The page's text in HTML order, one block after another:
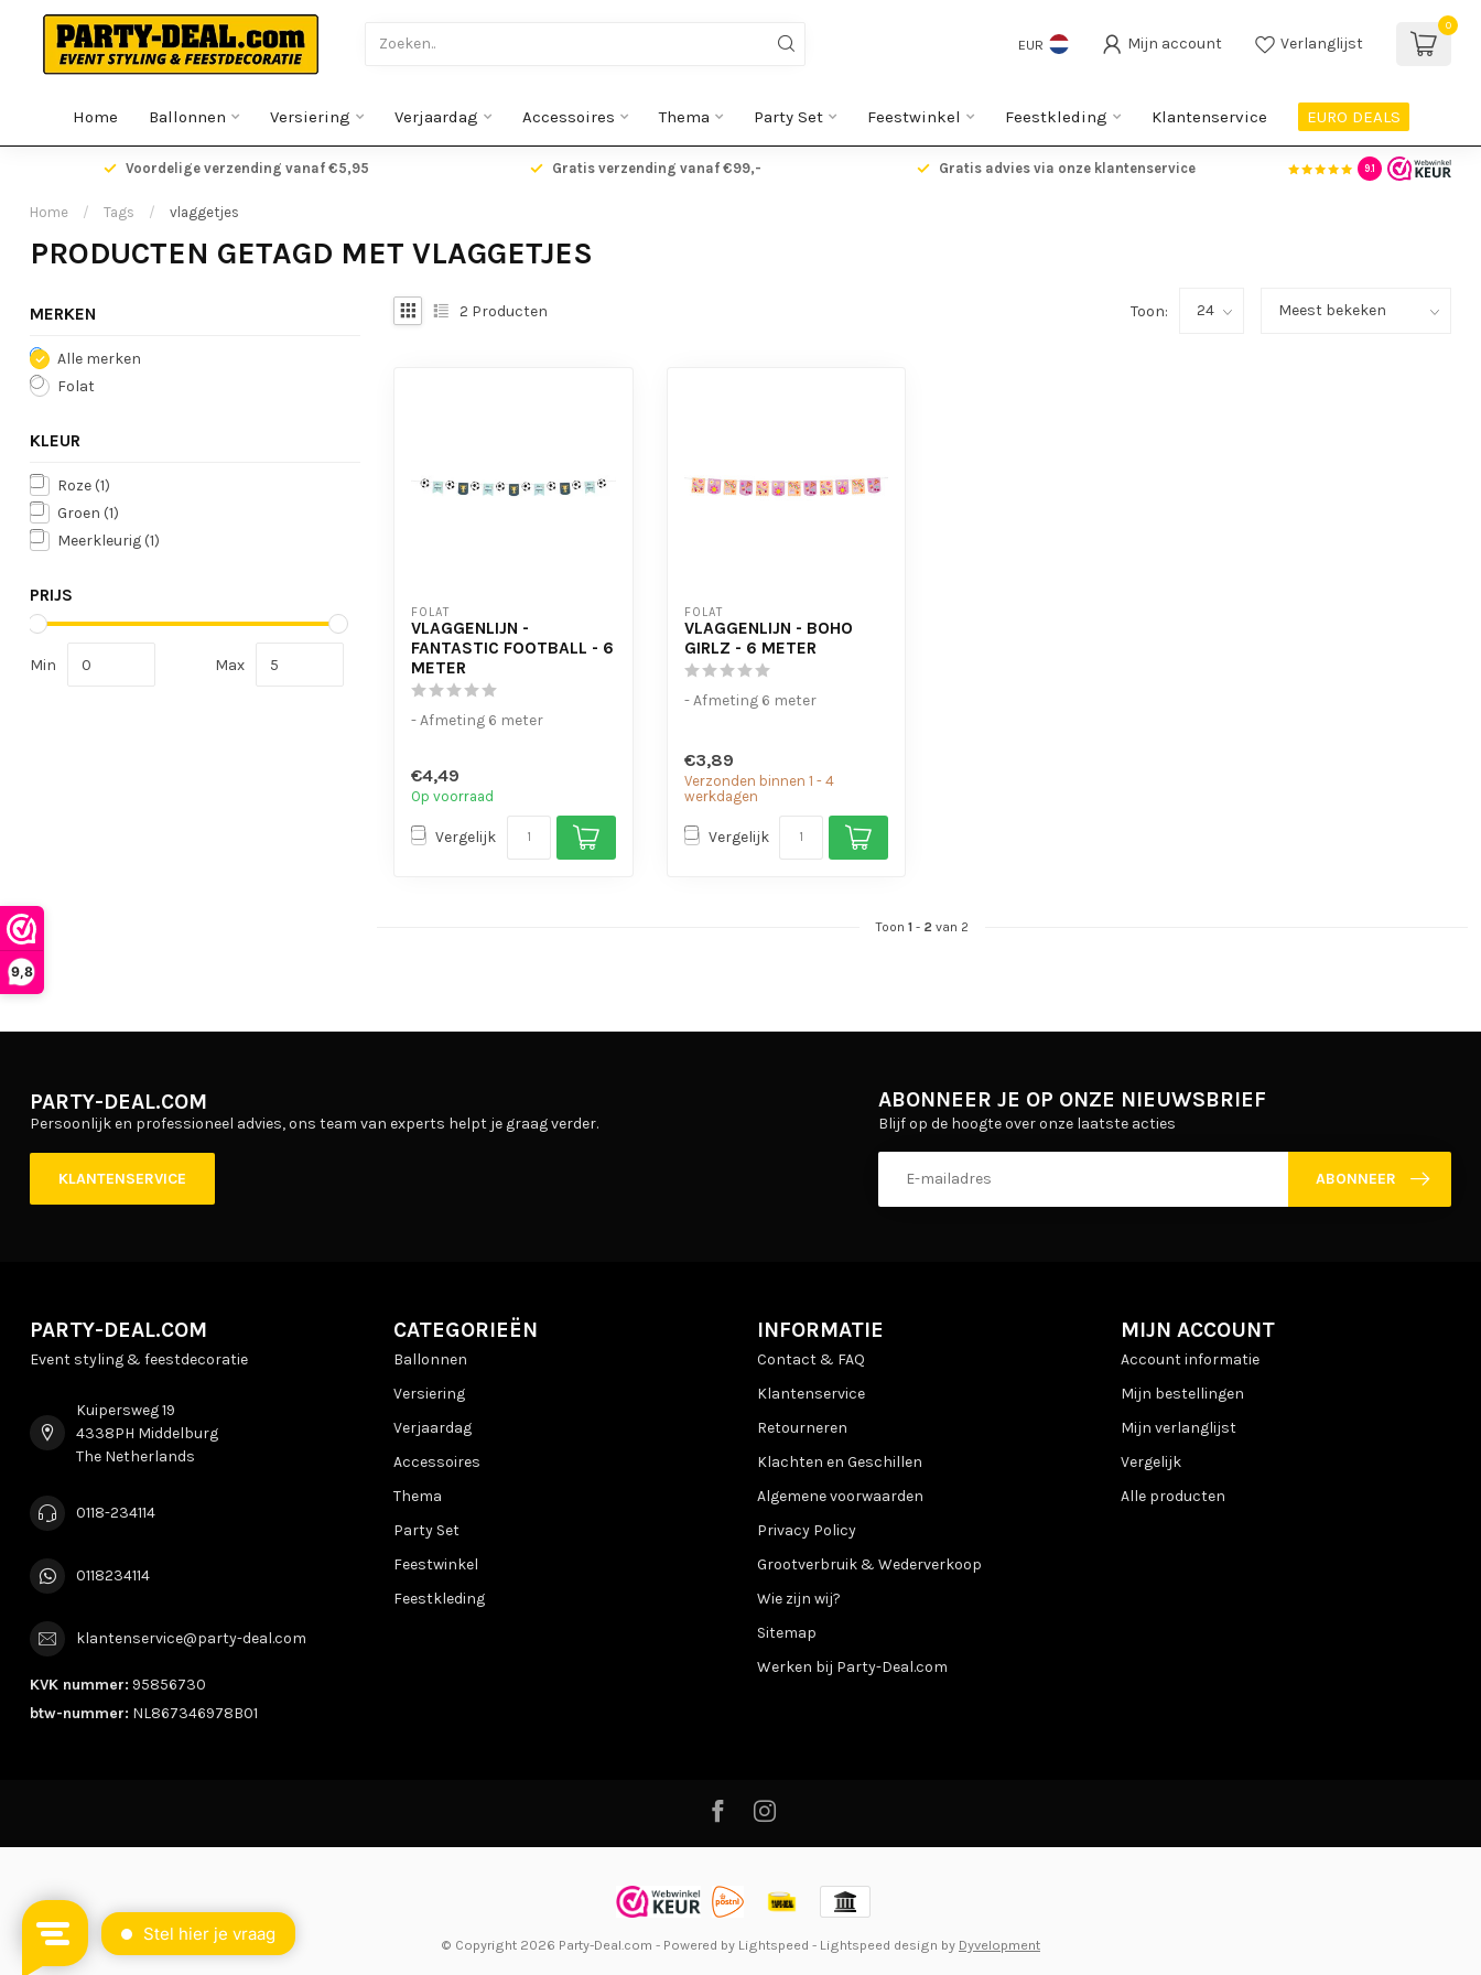
9,8
EUR Mijn account Verlanglijst
0
Home Ballonnen Versiering Verjaardag Accessoires Thema Party Set Feestwinkel Feestkleding Klantenservice EURO DEALS
Voordelige verzending vanaf €5,95 Gratis verzending vanaf €99,- Gratis advies via onze klantenservice 9.1
Home / Tags / vlaggetjes
PRODUCTEN GETAGD MET VLAGGETJES
MERKEN
Alle merken
Folat
KLEUR
Roze (1)
Groen (1)
Meerkleurig (1)
PRIJS
Min Max
2 Producten Toon:
FOLAT
VLAGGENLIJN -
FANTASTIC FOOTBALL - 6
METER
- Afmeting 6 meter
€4,49
Op voorraad
Vergelijk
FOLAT
VLAGGENLIJN - BOHO
GIRLZ - 6 METER
- Afmeting 6 meter
€3,89
Verzonden binnen 1 - 4
werkdagen
Vergelijk
Toon 1 - 2 van 2
PARTY-DEAL.COM
Persoonlijk en professioneel advies, ons team van experts helpt je graag verder.
KLANTENSERVICE
ABONNEER JE OP ONZE NIEUWSBRIEF
Blijf op de hoogte over onze laatste acties
ABONNEER
PARTY-DEAL.COM
Event styling & feestdecoratie
Kuipersweg 19
4338PH Middelburg
The Netherlands
0118-234114
0118234114
klantenservice@party-deal.com
KVK nummer: 95856730
btw-nummer: NL867346978B01
CATEGORIEËN
Ballonnen
Versiering
Verjaardag
Accessoires
Thema
Party Set
Feestwinkel
Feestkleding
INFORMATIE
Contact & FAQ
Klantenservice
Retourneren
Klachten en Geschillen
Algemene voorwaarden
Privacy Policy
Grootverbruik & Wederverkoop
Wie zijn wij?
Sitemap
Werken bij Party-Deal.com
MIJN ACCOUNT
Account informatie
Mijn bestellingen
Mijn verlanglijst
Vergelijk
Alle producten
© Copyright 2026 Party-Deal.com - Powered by Lightspeed - Lightspeed design by Dyvelopment